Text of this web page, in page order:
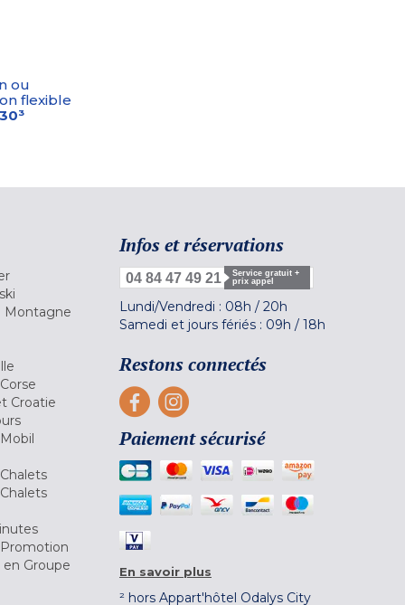
ou
flexible
Montagne
Croatie
Groupe
Infos et réservations
04 84 47 49 21
Service gratuit +
prix appel
Lundi/Vendredi : 08h / 20h
Samedi et jours fériés : 09h / 18h
Restons connectés
Paiement sécurisé
En savoir plus
² hors Appart'hôtel Odalys City